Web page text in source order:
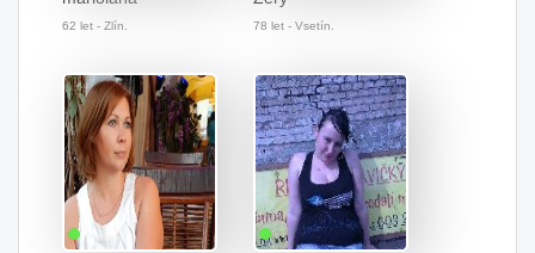
62 let - Zlín. 78 let - Vsetín.